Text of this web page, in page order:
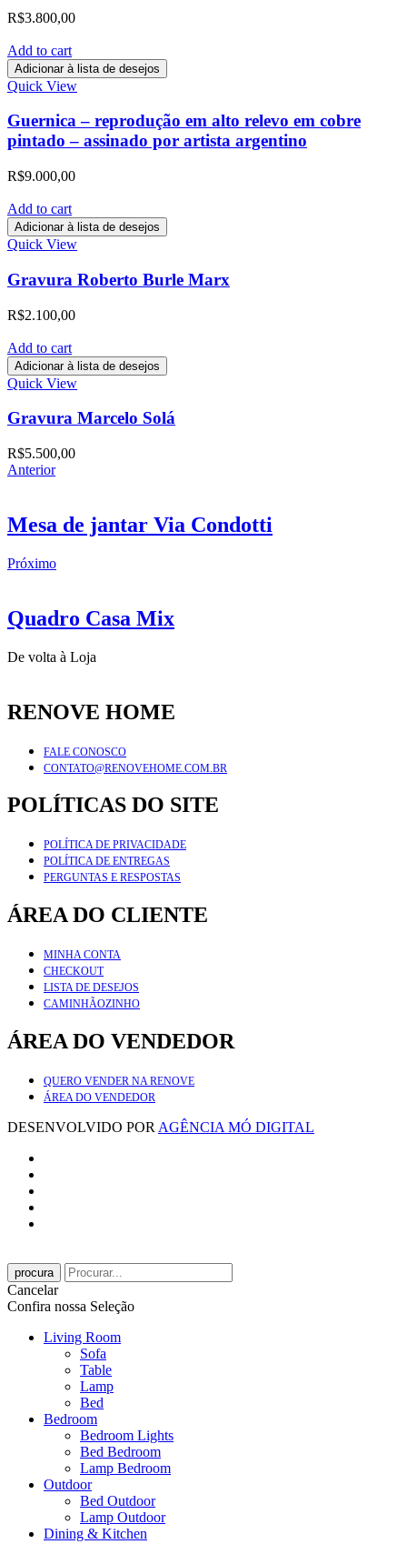
R$3.800,00
Add to cart
Adicionar à lista de desejos
Quick View
Guernica – reprodução em alto relevo em cobre
pintado – assinado por artista argentino
R$9.000,00
Add to cart
Adicionar à lista de desejos
Quick View
Gravura Roberto Burle Marx
R$2.100,00
Add to cart
Adicionar à lista de desejos
Quick View
Gravura Marcelo Solá
R$5.500,00
Anterior
Mesa de jantar Via Condotti
Próximo
Quadro Casa Mix
De volta à Loja
RENOVE HOME
FALE CONOSCO
CONTATO@RENOVEHOME.COM.BR
POLÍTICAS DO SITE
POLÍTICA DE PRIVACIDADE
POLÍTICA DE ENTREGAS
PERGUNTAS E RESPOSTAS
ÁREA DO CLIENTE
MINHA CONTA
CHECKOUT
LISTA DE DESEJOS
CAMINHÃOZINHO
ÁREA DO VENDEDOR
QUERO VENDER NA RENOVE
ÁREA DO VENDEDOR
DESENVOLVIDO POR AGÊNCIA MÓ DIGITAL
procura
Cancelar
Confira nossa Seleção
Living Room
Sofa
Table
Lamp
Bed
Bedroom
Bedroom Lights
Bed Bedroom
Lamp Bedroom
Outdoor
Bed Outdoor
Lamp Outdoor
Dining & Kitchen